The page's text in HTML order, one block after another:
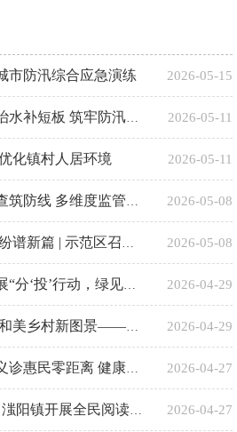
市防汛综合应急演练 2026-05-15
滍阳镇东羊石村：清淤治水补短板 筑牢防汛“安全堤” 2026-05-11
化镇村人居环境 2026-05-11
示范区滍阳镇：全面排查筑防线 多维度监管守安全 2026-05-08
党建引领聚合力 多元解纷谱新篇 | 示范区召开争议预防与协商调解机制创新试点推进会 2026-05-08
湖滨路街道桂园社区开展“分‘投’行动，绿见未来”垃圾分类启蒙活动 2026-04-29
党建引领精治善治 绘就和美乡村新图景——滍阳镇创新基层治理模式赋能乡村振兴纪实 2026-04-29
湖滨路街道长安社区：义诊惠民零距离 健康服务暖民心 2026-04-27
书香润乡村 阅读沁人心 滍阳镇开展全民阅读活动 2026-04-27